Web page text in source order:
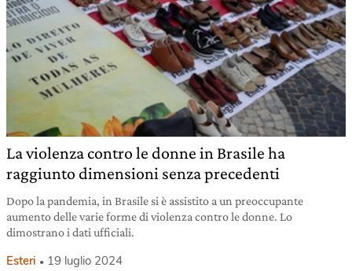
La violenza contro le donne in Brasile ha
raggiunto dimensioni senza precedenti
Dopo la pandemia, in Brasile si è assistito a un preoccupante
aumento delle varie forme di violenza contro le donne. Lo
dimostrano i dati ufficiali.
Esteri 19 luglio 2024